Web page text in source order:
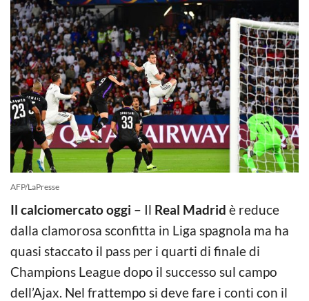
AFP/LaPresse
Il calciomercato oggi – Il Real Madrid è reduce
dalla clamorosa sconfitta in Liga spagnola ma ha
quasi staccato il pass per i quarti di finale di
Champions League dopo il successo sul campo
dell’Ajax. Nel frattempo si deve fare i conti con il